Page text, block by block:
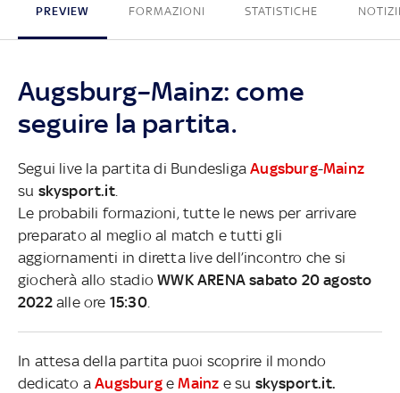
PREVIEW FORMAZIONI STATISTICHE
Augsburg–Mainz: come
seguire la partita.
Segui live la partita di BundesligaAugsburg-Mainz
su skysport.it.
Le probabili formazioni, tutte le news per arrivare
preparato al meglio al match e tutti gli
aggiornamenti in diretta live dell’incontro che si
giocherà allo stadioWWK ARENA sabato 20 agosto
2022alle ore 15:30.
In attesa della partita puoi scoprire il mondo
dedicato aAugsburgeMainz e su skysport.it.